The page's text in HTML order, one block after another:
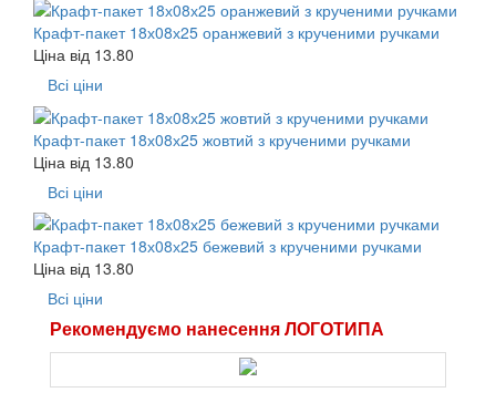
Крафт-пакет 18х08х25 оранжевий з крученими ручками
Ціна від 13.80
Всі ціни
Крафт-пакет 18х08х25 жовтий з крученими ручками
Ціна від 13.80
Всі ціни
Крафт-пакет 18х08х25 бежевий з крученими ручками
Ціна від 13.80
Всі ціни
Рекомендуємо нанесення ЛОГОТИПА